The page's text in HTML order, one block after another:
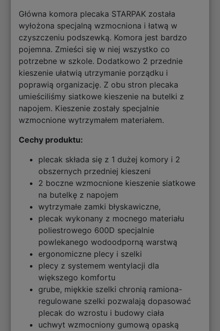
Główna komora plecaka STARPAK została
wyłożona specjalną wzmocniona i łatwą w
czyszczeniu podszewką. Komora jest bardzo
pojemna. Zmieści się w niej wszystko co
potrzebne w szkole. Dodatkowo 2 przednie
kieszenie ułatwią utrzymanie porządku i
poprawią organizację. Z obu stron plecaka
umieściliśmy siatkowe kieszenie na butelki z
napojem. Kieszenie zostały specjalnie
wzmocnione wytrzymałem materiałem.
Cechy produktu:
plecak składa się z 1 dużej komory i 2
obszernych przedniej kieszeni
2 boczne wzmocnione kieszenie siatkowe
na butelkę z napojem
wytrzymałe zamki błyskawiczne,
plecak wykonany z mocnego materiału
poliestrowego 600D specjalnie
powlekanego wodoodporną warstwą
ergonomiczne plecy i szelki
plecy z systemem wentylacji dla
większego komfortu
grube, miękkie szelki chronią ramiona-
regulowane szelki pozwalają dopasować
plecak do wzrostu i budowy ciała
uchwyt wzmocniony gumową opaską